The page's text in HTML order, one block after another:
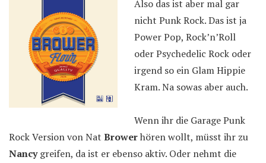
Also das ist aber mal gar
nicht Punk Rock. Das ist ja
Power Pop, Rock’n’Roll
oder Psychedelic Rock oder
irgend so ein Glam Hippie
Kram. Na sowas aber auch.
Wenn ihr die Garage Punk
Rock Version von Nat Browerhören wollt, müsst ihr zu
Nancygreifen, da ist er ebenso aktiv. Oder nehmt die